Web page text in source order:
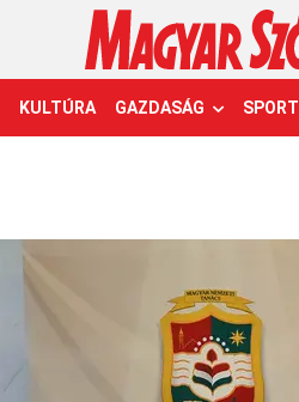
KULTÚRA GAZDASÁG SPORT